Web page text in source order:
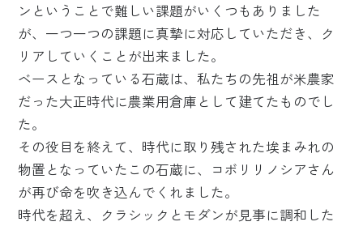
ンということで難しい課題がいくつもありました
が、一つ一つの課題に真摯に対応していただき、ク
リアしていくことが出来ました。
ベースとなっている石蔵は、私たちの先祖が米農家
だった大正時代に農業用倉庫として建てたものでし
た。
その役目を終えて、時代に取り残された埃まみれの
物置となっていたこの石蔵に、コボリリノシアさん
が再び命を吹き込んでくれました。
時代を超え、クラシックとモダンが見事に調和した